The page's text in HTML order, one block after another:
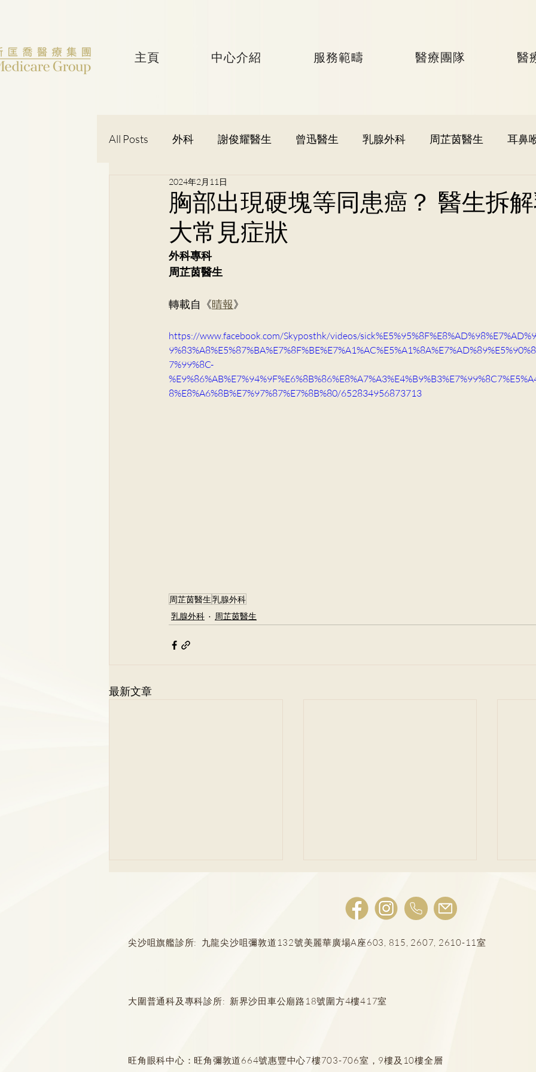
主頁 中心介紹 服務範疇 醫療團隊 醫
All Posts 外科 謝俊耀醫生 曾迅醫生 乳腺外科 周芷茵醫生 耳鼻
黃潔華醫生
吳健聰醫生 神經外科 黃秉康醫生
李崇義醫生
兒科專科 蘇詠怡醫生
胸部出現硬塊等同患癌？ 醫生拆
大常見症狀
2024年2月11日
外科專科
周芷茵醫生
轉載自《晴報》
https://www.facebook.com/Skyposthk/videos/
7%99%8C-
8%E8%A6%8B%E7%97%87%E7%8B%80/652834956873713
周芷茵醫生乳腺外科
乳腺外科
周芷茵醫生
最新文章
AI輔助乳癌篩查
尖沙咀旗艦診所: 九龍尖沙咀彌敦道132號美麗華廣場A座603, 815, 2607, 2610-11室
大圍普通科及專科診所: 新界沙田車公廟路18號圍方4樓417室
旺角眼科中心：旺角彌敦道664號惠豐中心7樓703-706室，9樓及10樓全層